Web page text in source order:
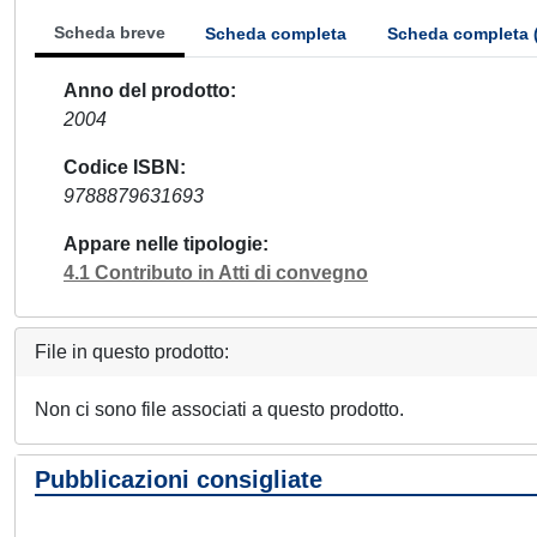
Scheda breve Scheda completa Scheda completa
Anno del prodotto
2004
Codice ISBN
9788879631693
Appare nelle tipologie
4.1 Contributo in Atti di convegno
File in questo prodotto:
Non ci sono file associati a questo prodotto.
Pubblicazioni consigliate